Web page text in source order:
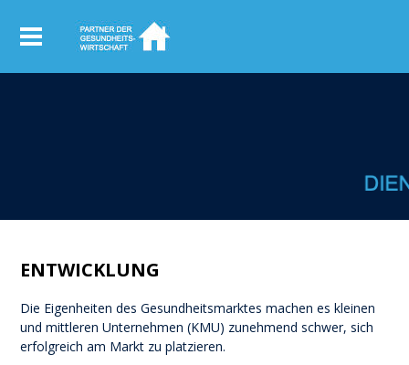
ENTWICKLUNG
Die Eigenheiten des Gesundheitsmarktes machen es kleinen
und mittleren Unternehmen (KMU) zunehmend schwer, sich
erfolgreich am Markt zu platzieren.